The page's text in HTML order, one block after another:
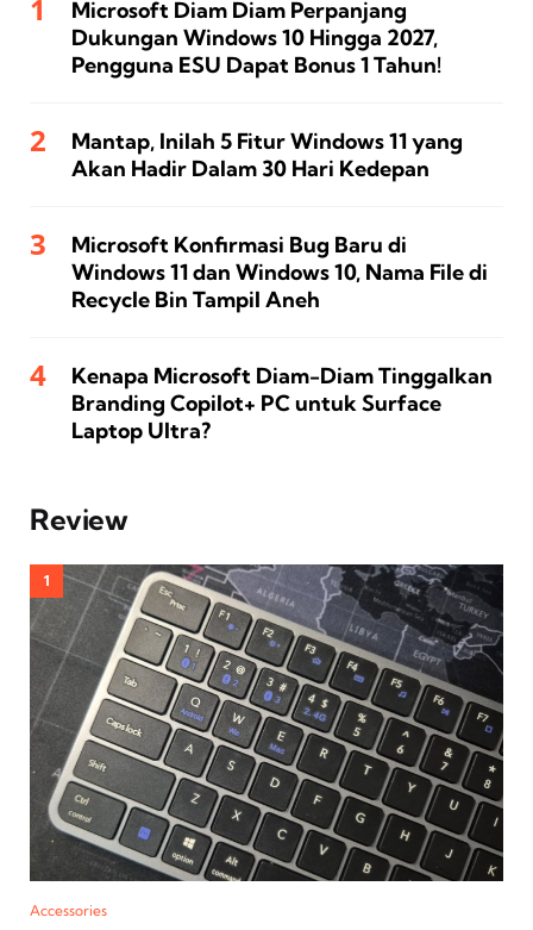
Microsoft Diam Diam Perpanjang
Dukungan Windows 10 Hingga 2027,
Pengguna ESU Dapat Bonus 1 Tahun!
Mantap, Inilah 5 Fitur Windows 11 yang
Akan Hadir Dalam 30 Hari Kedepan
Microsoft Konfirmasi Bug Baru di
Windows 11 dan Windows 10, Nama File di
Recycle Bin Tampil Aneh
Kenapa Microsoft Diam-Diam Tinggalkan
Branding Copilot+ PC untuk Surface
Laptop Ultra?
Review
Accessories